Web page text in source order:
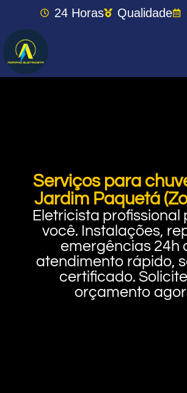
24 Horas Qualidade
Serviços para
Jardim Paquetá
Eletricista profissional
você. Instalações,
emergências 24h
atendimento rápido,
certificado.
orçamento